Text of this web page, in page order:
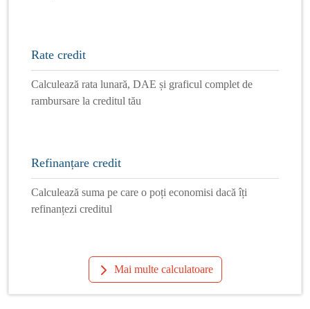
Rate credit
Calculează rata lunară, DAE și graficul complet de
rambursare la creditul tău
Refinanțare credit
Calculează suma pe care o poți economisi dacă îți
refinanțezi creditul
Mai multe calculatoare